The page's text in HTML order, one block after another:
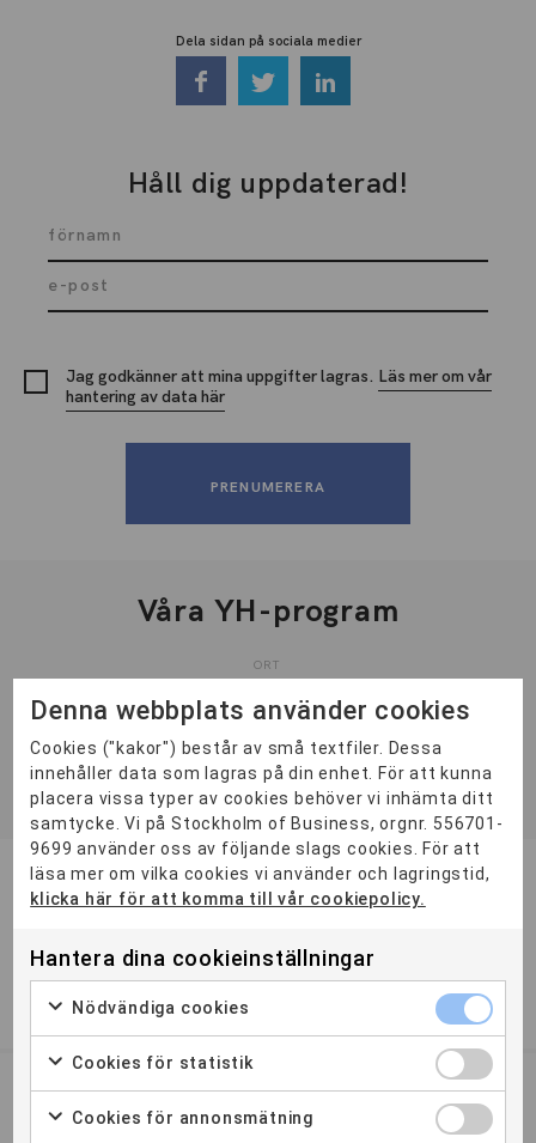
Dela sidan på sociala medier
Håll dig uppdaterad!
Jag godkänner att mina uppgifter lagras. Läs mer om vår
hantering av data här
Våra YH-program
ORT
KATEGORI
YH-Flex 3
Redovisningskonsult
För dig som vill ha helhetsansvar inom löpande
redovisningsarbete, bokslut och årsredovisning.
2 ÅR STOCKHOLM GÖTEBORG
Ansökan öppen
Denna webbplats använder cookies
Cookies ("kakor") består av små textfiler. Dessa
innehåller data som lagras på din enhet. För att kunna
placera vissa typer av cookies behöver vi inhämta ditt
samtycke. Vi på Stockholm of Business, orgnr. 556701-
9699 använder oss av följande slags cookies. För att
läsa mer om vilka cookies vi använder och lagringstid,
klicka här för att komma till vår cookiepolicy.
Hantera dina cookieinställningar
Nödvändiga cookies
Cookies för statistik
Cookies för annonsmätning